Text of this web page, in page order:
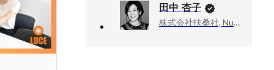
田中 杏子
株式会社扶桑社, Numéro TOKYO編集長